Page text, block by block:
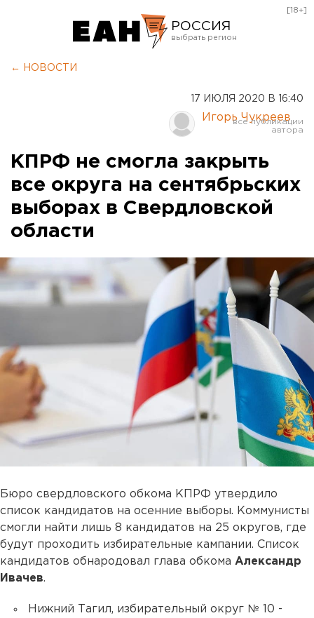
РОССИЯ
Курган
Оренбург
[18+]
← НОВОСТИ
17 ИЮЛЯ 2020 В 16:40
Игорь Чукреев
КПРФ не смогла закрыть
все округа на сентябрьских
выборах в Свердловской
области
Бюро свердловского обкома КПРФ утвердило
список кандидатов на осенние выборы. Коммунисты
смогли найти лишь 8 кандидатов на 25 округов, где
будут проходить избирательные кампании. Список
кандидатов обнародовал глава обкома Александр
Ивачев.
Нижний Тагил, избирательный округ № 10 -